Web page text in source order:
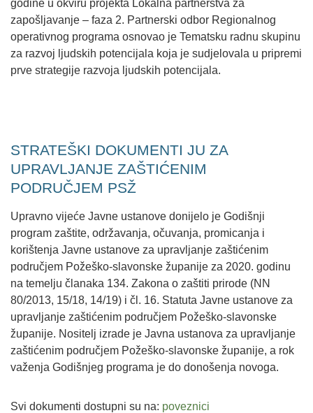
godine u okviru projekta Lokalna partnerstva za
zapošljavanje – faza 2. Partnerski odbor Regionalnog
operativnog programa osnovao je Tematsku radnu skupinu
za razvoj ljudskih potencijala koja je sudjelovala u pripremi
prve strategije razvoja ljudskih potencijala.
STRATEŠKI DOKUMENTI JU ZA
UPRAVLJANJE ZAŠTIĆENIM
PODRUČJEM PSŽ
Upravno vijeće Javne ustanove donijelo je Godišnji
program zaštite, održavanja, očuvanja, promicanja i
korištenja Javne ustanove za upravljanje zaštićenim
područjem Požeško-slavonske županije za 2020. godinu
na temelju članaka 134. Zakona o zaštiti prirode (NN
80/2013, 15/18, 14/19) i čl. 16. Statuta Javne ustanove za
upravljanje zaštićenim područjem Požeško-slavonske
županije. Nositelj izrade je Javna ustanova za upravljanje
zaštićenim područjem Požeško-slavonske županije, a rok
važenja Godišnjeg programa je do donošenja novoga.
Svi dokumenti dostupni su na: poveznici